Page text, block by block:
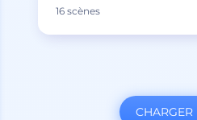
16 scènes
CHARGER